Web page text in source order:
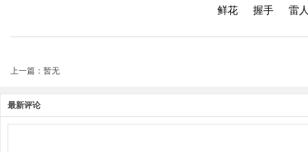
鲜花 握手 雷
上一篇：暂无
最新评论